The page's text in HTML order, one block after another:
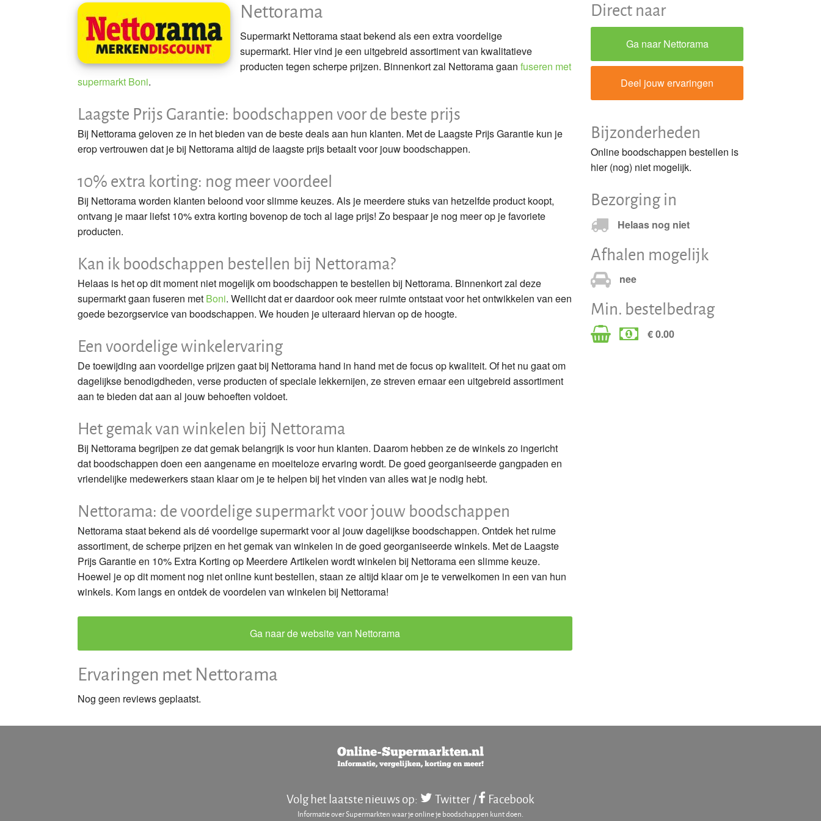
Lidl
Coop
Boni
Nettorama
Deen
Gorillas
Jumbo
Is boodschappen thuis laten bezorgen duur?
Gratis bezorging van boodschappen
Verse producten bestellen
Nettorama
Supermarkt Nettorama staat bekend als een extra voordelige
supermarkt. Hier vind je een uitgebreid assortiment van kwalitatieve
producten tegen scherpe prijzen. Binnenkort zal Nettorama gaan fuseren met
supermarkt Boni.
Laagste Prijs Garantie: boodschappen voor de beste prijs
Bij Nettorama geloven ze in het bieden van de beste deals aan hun klanten. Met de Laagste Prijs Garantie kun je
erop vertrouwen dat je bij Nettorama altijd de laagste prijs betaalt voor jouw boodschappen.
10% extra korting: nog meer voordeel
Bij Nettorama worden klanten beloond voor slimme keuzes. Als je meerdere stuks van hetzelfde product koopt,
ontvang je maar liefst 10% extra korting bovenop de toch al lage prijs! Zo bespaar je nog meer op je favoriete
producten.
Kan ik boodschappen bestellen bij Nettorama?
Helaas is het op dit moment niet mogelijk om boodschappen te bestellen bij Nettorama. Binnenkort zal deze
supermarkt gaan fuseren met Boni. Wellicht dat er daardoor ook meer ruimte ontstaat voor het ontwikkelen van een
goede bezorgservice van boodschappen. We houden je uiteraard hiervan op de hoogte.
Een voordelige winkelervaring
De toewijding aan voordelige prijzen gaat bij Nettorama hand in hand met de focus op kwaliteit. Of het nu gaat om
dagelijkse benodigdheden, verse producten of speciale lekkernijen, ze streven ernaar een uitgebreid assortiment
aan te bieden dat aan al jouw behoeften voldoet.
Het gemak van winkelen bij Nettorama
Bij Nettorama begrijpen ze dat gemak belangrijk is voor hun klanten. Daarom hebben ze de winkels zo ingericht
dat boodschappen doen een aangename en moeiteloze ervaring wordt. De goed georganiseerde gangpaden en
vriendelijke medewerkers staan klaar om je te helpen bij het vinden van alles wat je nodig hebt.
Nettorama: de voordelige supermarkt voor jouw boodschappen
Nettorama staat bekend als dé voordelige supermarkt voor al jouw dagelijkse boodschappen. Ontdek het ruime
assortiment, de scherpe prijzen en het gemak van winkelen in de goed georganiseerde winkels. Met de Laagste
Prijs Garantie en 10% Extra Korting op Meerdere Artikelen wordt winkelen bij Nettorama een slimme keuze.
Hoewel je op dit moment nog niet online kunt bestellen, staan ze altijd klaar om je te verwelkomen in een van hun
winkels. Kom langs en ontdek de voordelen van winkelen bij Nettorama!
Ga naar de website van Nettorama
Direct naar
Ga naar Nettorama
Deel jouw ervaringen
Bijzonderheden
Online boodschappen bestellen is
hier (nog) niet mogelijk.
Bezorging in
Helaas nog niet
Afhalen mogelijk
nee
Min. bestelbedrag
€ 0.00
Ervaringen met Nettorama
Nog geen reviews geplaatst.
Volg het laatste nieuws op: Twitter / Facebook
Informatie over Supermarkten waar je online je boodschappen kunt doen.